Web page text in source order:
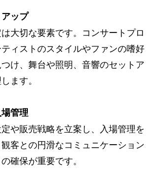
ップ
大切な要素です。コンサートプロ
ィストのスタイルやファンの嗜好
け、舞台や照明、音響のセットア
ます。
管理
や販売戦略を立案し、入場管理を
客との円滑なコミュニケーション
確保が重要です。